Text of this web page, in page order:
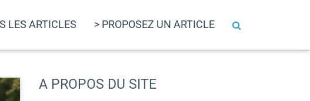
LES ARTICLES > PROPOSEZ UN ARTICLE
A PROPOS DU SITE